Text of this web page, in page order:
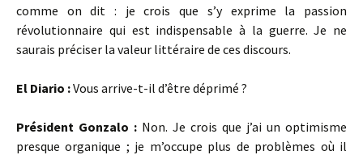
comme on dit : je crois que s’y exprime la passion
révolutionnaire qui est indispensable à la guerre. Je ne
saurais préciser la valeur littéraire de ces discours.
El Diario :Vous arrive-t-il d’être déprimé ?
Président Gonzalo : Non. Je crois que j’ai un optimisme
presque organique ; je m’occupe plus de problèmes où il